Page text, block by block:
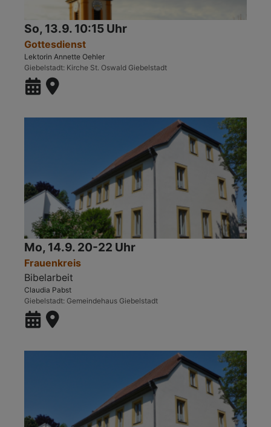
So, 13.9. 10:15 Uhr
Gottesdienst
Lektorin Annette Oehler
Giebelstadt Kirche St. Oswald Giebelstadt
Mo, 14.9. 20-22 Uhr
Frauenkreis
Bibelarbeit
Claudia Pabst
Giebelstadt Gemeindehaus Giebelstadt